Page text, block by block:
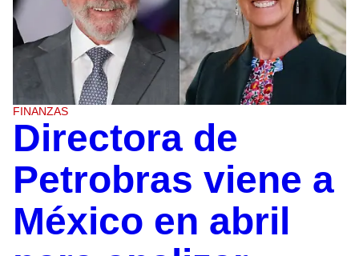
FINANZAS
Directora de
Petrobras viene a
México en abril